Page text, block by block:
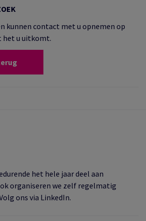
kunnen contact met u opnemen op
het u uitkomt.
het hele jaar deel aan
organiseren we zelf regelmatig
ons via LinkedIn.